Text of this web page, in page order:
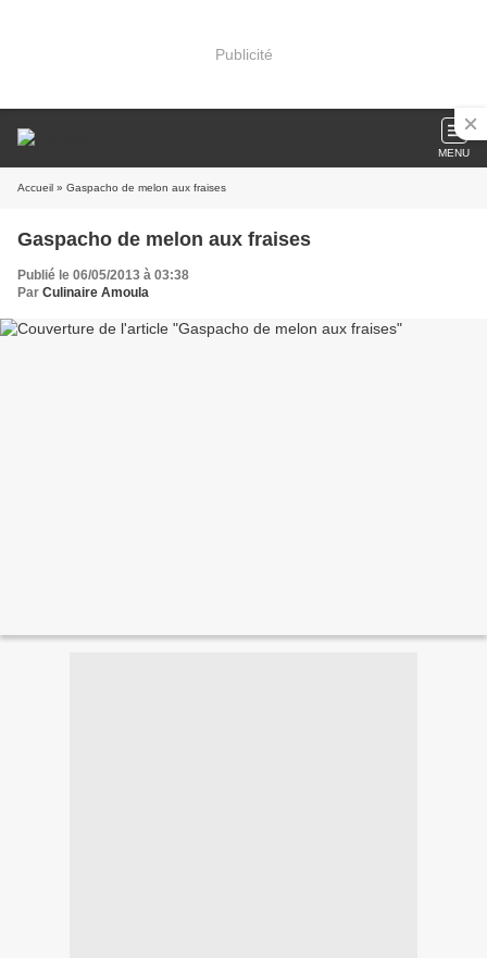
Publicité
MENU
Accueil » Gaspacho de melon aux fraises
Gaspacho de melon aux fraises
Publié le 06/05/2013 à 03:38
Par Culinaire Amoula